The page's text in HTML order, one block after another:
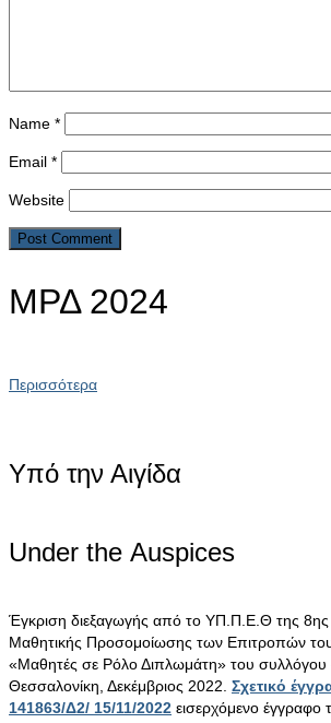
Name *
Email *
Website
ΜΡΔ 2024
Περισσότερα
Υπό την Αιγίδα
Under the Αuspices
Έγκριση διεξαγωγής από το ΥΠ.Π.Ε.Θ της 8ης
Μαθητικής Προσομοίωσης των Επιτροπών
«Μαθητές σε Ρόλο Διπλωμάτη» του
Θεσσαλονίκη, Δεκέμβριος 2022. Σχετικό
141863/Δ2/ 15/11/2022 εισερχόμενο